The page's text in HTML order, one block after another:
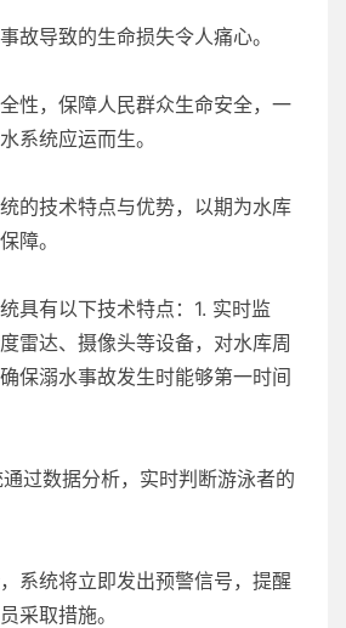
故导致的生命损失令人痛心。
性，保障人民群众生命安全，一
系统应运而生。
的技术特点与优势，以期为水库
障。
具有以下技术特点：1. 实时监
雷达、摄像头等设备，对水库周
保溺水事故发生时能够第一时间
过数据分析，实时判断游泳者的
系统将立即发出预警信号，提醒
采取措施。